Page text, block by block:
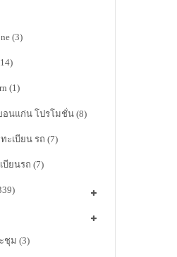
(3)
(1)
อนแก่น โปรโมชั่น(8)
ะเบียน รถ (7)
บียนรถ (7)
ชุม (3)